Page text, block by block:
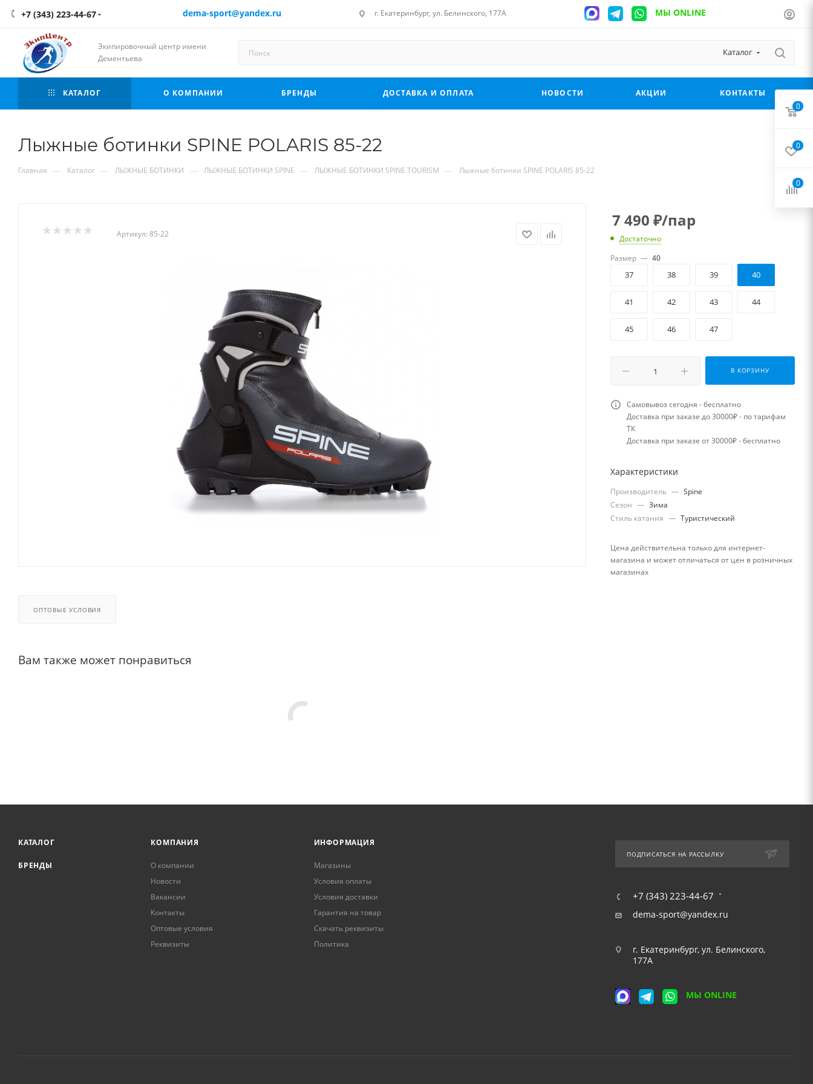
+7 (343) 223-44-67 dema-sport@yandex.ru г. Екатеринбург, ул. Белинского, 177А МЫ ONLINE
Экипировочный центр имени
Дементьева
Каталог
КАТАЛОГ О КОМПАНИИ БРЕНДЫ ДОСТАВКА И ОПЛАТА НОВОСТИ АКЦИИ КОНТАКТЫ
Лыжные ботинки SPINE POLARIS 85-22
Главная — Каталог — ЛЫЖНЫЕ БОТИНКИ — ЛЫЖНЫЕ БОТИНКИ SPINE — ЛЫЖНЫЕ БОТИНКИ SPINE TOURISM — Лыжные ботинки SPINE POLARIS 85-22
Артикул: 85-22
ОПТОВЫЕ УСЛОВИЯ
Вам также может понравиться
7 490 ₽/пар
Достаточно
Размер — 40
37 38 39 40
41 42 43 44
45 46 47
В КОРЗИНУ
Самовывоз сегодня - бесплатно
Доставка при заказе до 30000₽ - по тарифам
ТК
Доставка при заказе от 30000₽ - бесплатно
Характеристики
Производитель — Spine
Сезон — Зима
Стиль катания — Туристический
Цена действительна только для интернет-
магазина и может отличаться от цен в розничных
магазинах
КАТАЛОГ
БРЕНДЫ
КОМПАНИЯ
О компании
Новости
Вакансии
Контакты
Оптовые условия
Реквизиты
ИНФОРМАЦИЯ
Магазины
Условия оплаты
Условия доставки
Гарантия на товар
Скачать реквизиты
Политика
ПОДПИСАТЬСЯ НА РАССЫЛКУ
+7 (343) 223-44-67
dema-sport@yandex.ru
г. Екатеринбург, ул. Белинского,
177А
МЫ ONLINE
0
0
0